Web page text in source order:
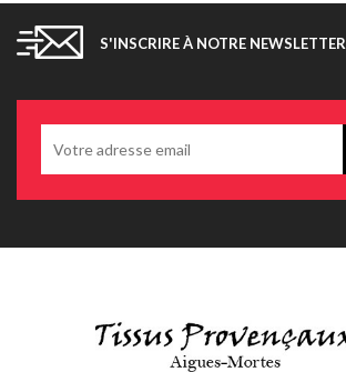
S'INSCRIRE À NOTRE NEWSLETTER